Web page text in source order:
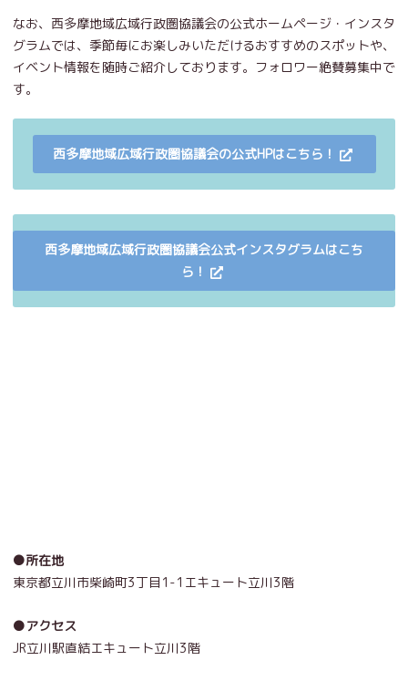
なお、西多摩地域広域行政圏協議会の公式ホームページ・インスタ
グラムでは、季節毎にお楽しみいただけるおすすめのスポットや、
イベント情報を随時ご紹介しております。フォロワー絶賛募集中で
す。
西多摩地域広域行政圏協議会の公式HPはこちら！
西多摩地域広域行政圏協議会公式インスタグラムはこち
ら！
●所在地
東京都立川市柴崎町3丁目1-1エキュート立川3階
●アクセス
JR立川駅直結エキュート立川3階